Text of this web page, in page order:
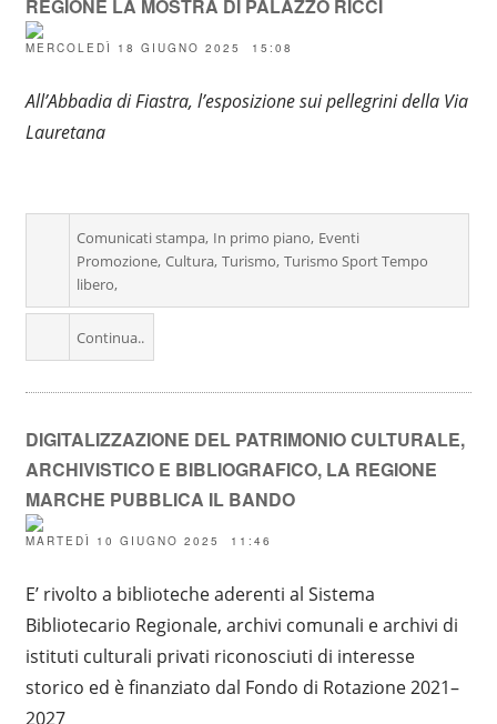
REGIONE LA MOSTRA DI PALAZZO RICCI
MERCOLEDÌ 18 GIUGNO 2025 15:08
All’Abbadia di Fiastra, l’esposizione sui pellegrini della Via
Lauretana
Comunicati stampa In primo piano Eventi
Promozione Cultura Turismo Turismo Sport Tempo
libero
Continua..
DIGITALIZZAZIONE DEL PATRIMONIO CULTURALE,
ARCHIVISTICO E BIBLIOGRAFICO, LA REGIONE
MARCHE PUBBLICA IL BANDO
MARTEDÌ 10 GIUGNO 2025 11:46
E’ rivolto a biblioteche aderenti al Sistema
Bibliotecario Regionale, archivi comunali e archivi di
istituti culturali privati riconosciuti di interesse
storico ed è finanziato dal Fondo di Rotazione 2021–
2027